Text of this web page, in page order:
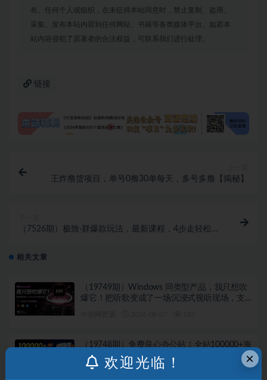
布。任何个人或组织，在未征得本站同意时，禁止复制、盗用、
采集、发布本站内容到任何网站、书籍等各类媒体平台。如若本
站内容侵犯了原著者的合法权益，可联系我们进行处理。
链接
王炸撸货项目，单号0撸30单每天，多号多撸【揭秘】
（7526期）极致·群爆款玩法，最新课程，4步走轻松打
相关文章
（19749期）Windows 同类型产品，我只想吹
爆它！把听歌变成了一场沉浸式视听现场，支
（19748期）免费良心办公站！全站100000+海
量PPT素材免费下载，每日更新，分类清晰，免
注册登录下载 爱PPT网
×
欢迎光临！